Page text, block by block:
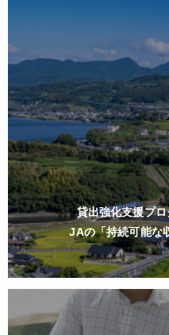
貸出強化支援プ
JAの「持続可能な